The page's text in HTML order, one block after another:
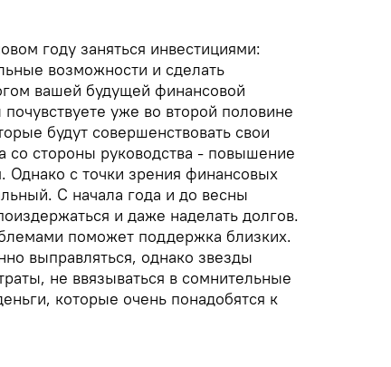
году заняться инвестициями:
возможности и сделать
вашей будущей финансовой
уже во второй половине
будут совершенствовать свои
со стороны руководства - повышение
с точки зрения финансовых
С начала года и до весны
и даже наделать долгов.
поможет поддержка близких.
выправляться, однако звезды
не ввязываться в сомнительные
которые очень понадобятся к